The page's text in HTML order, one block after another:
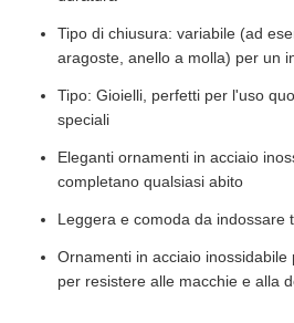
Tipo di chiusura: variabile (ad
aragoste, anello a molla) per un
Tipo: Gioielli, perfetti per l'uso
speciali
Eleganti ornamenti in acciaio
completano qualsiasi abito
Leggera e comoda da indossare
Ornamenti in acciaio
per resistere alle macchie e alla